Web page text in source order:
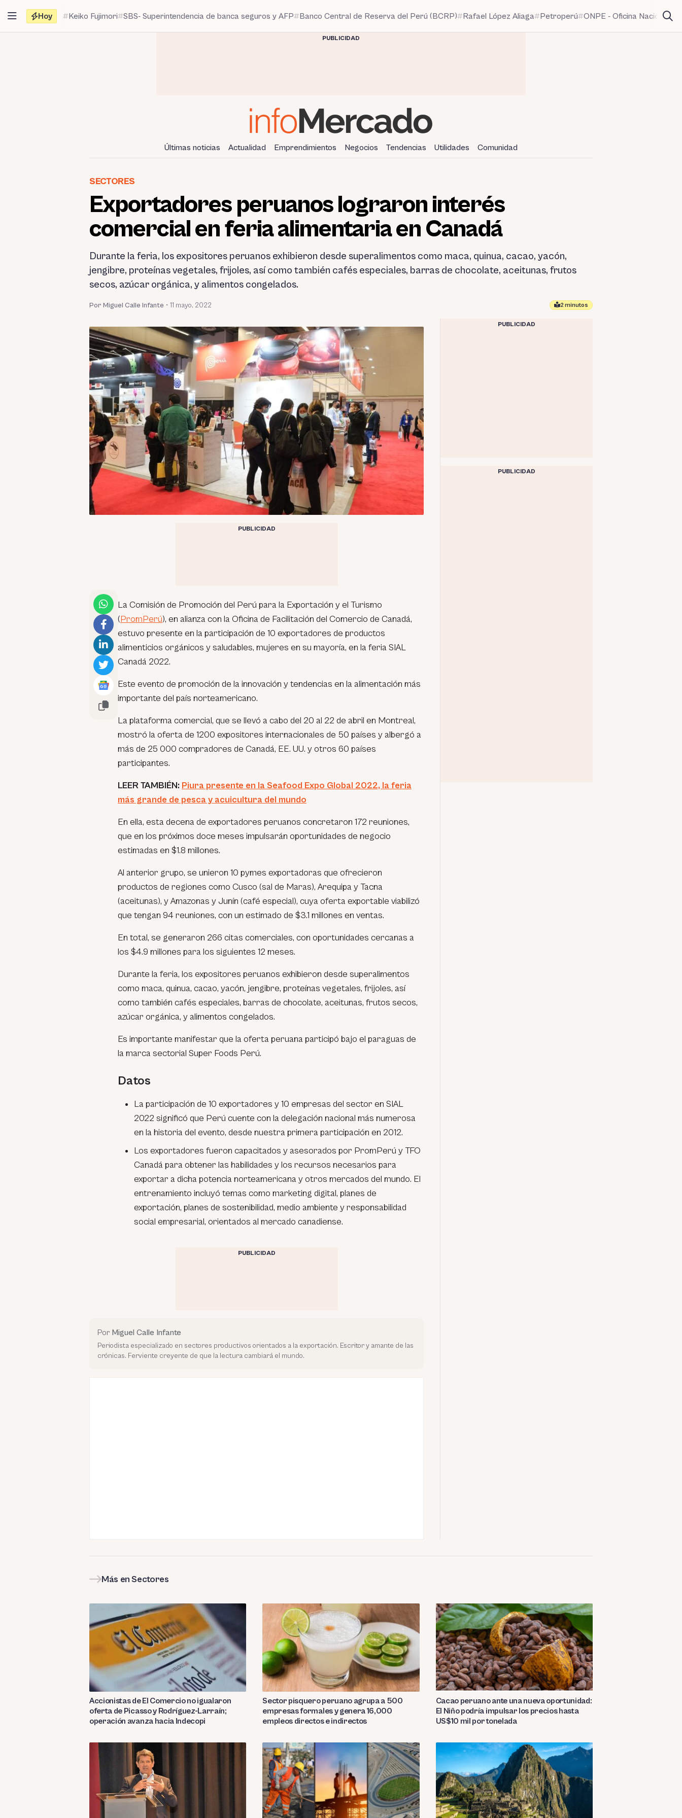
contenido
Hoy Keiko Fujimori SBS- Superintendencia de banca seguros y AFP Banco Central de Reserva del Perú (BCRP) Rafael López Aliaga Petroperú ONPE - Oficina Nacional
PUBLICIDAD
Últimas noticias Actualidad Emprendimientos Negocios Tendencias Utilidades Comunidad
SECTORES
Exportadores peruanos lograron interés
comercial en feria alimentaria en Canadá
Durante la feria, los expositores peruanos exhibieron desde superalimentos como maca, quinua, cacao, yacón,
jengibre, proteínas vegetales, frijoles, así como también cafés especiales, barras de chocolate, aceitunas, frutos
secos, azúcar orgánica, y alimentos congelados.
Por Miguel Calle Infante • 11 mayo, 2022 2 minutos
PUBLICIDAD
La Comisión de Promoción del Perú para la Exportación y el Turismo
(PromPerú), en alianza con la Oficina de Facilitación del Comercio de Canadá,
estuvo presente en la participación de 10 exportadores de productos
alimenticios orgánicos y saludables, mujeres en su mayoría, en la feria SIAL
Canadá 2022.
Este evento de promoción de la innovación y tendencias en la alimentación más
importante del país norteamericano.
La plataforma comercial, que se llevó a cabo del 20 al 22 de abril en Montreal,
mostró la oferta de 1200 expositores internacionales de 50 países y albergó a
más de 25 000 compradores de Canadá, EE. UU. y otros 60 países
participantes.
LEER TAMBIÉN: Piura presente en la Seafood Expo Global 2022, la feria
más grande de pesca y acuicultura del mundo
En ella, esta decena de exportadores peruanos concretaron 172 reuniones,
que en los próximos doce meses impulsarán oportunidades de negocio
estimadas en $1.8 millones.
Al anterior grupo, se unieron 10 pymes exportadoras que ofrecieron
productos de regiones como Cusco (sal de Maras), Arequipa y Tacna
(aceitunas), y Amazonas y Junín (café especial), cuya oferta exportable viabilizó
que tengan 94 reuniones, con un estimado de $3.1 millones en ventas.
En total, se generaron 266 citas comerciales, con oportunidades cercanas a
los $4.9 millones para los siguientes 12 meses.
Durante la feria, los expositores peruanos exhibieron desde superalimentos
como maca, quinua, cacao, yacón, jengibre, proteínas vegetales, frijoles, así
como también cafés especiales, barras de chocolate, aceitunas, frutos secos,
azúcar orgánica, y alimentos congelados.
Es importante manifestar que la oferta peruana participó bajo el paraguas de
la marca sectorial Super Foods Perú.
Datos
La participación de 10 exportadores y 10 empresas del sector en SIAL
2022 significó que Perú cuente con la delegación nacional más numerosa
en la historia del evento, desde nuestra primera participación en 2012.
Los exportadores fueron capacitados y asesorados por PromPerú y TFO
Canadá para obtener las habilidades y los recursos necesarios para
exportar a dicha potencia norteamericana y otros mercados del mundo. El
entrenamiento incluyó temas como marketing digital, planes de
exportación, planes de sostenibilidad, medio ambiente y responsabilidad
social empresarial, orientados al mercado canadiense.
PUBLICIDAD
Por Miguel Calle Infante
Periodista especializado en sectores productivos orientados a la exportación. Escritor y amante de las
crónicas. Ferviente creyente de que la lectura cambiará el mundo.
PUBLICIDAD
PUBLICIDAD
Más en Sectores
Accionistas de El Comercio no igualaron
oferta de Picasso y Rodríguez-Larraín;
operación avanza hacia Indecopi
Sector pisquero peruano agrupa a 500
empresas formales y genera 16,000
empleos directos e indirectos
Cacao peruano ante una nueva oportunidad:
El Niño podría impulsar los precios hasta
US$10 mil por tonelada